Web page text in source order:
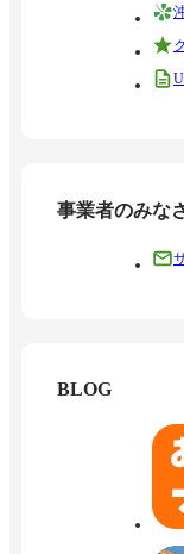
事業者のみな
BLOG